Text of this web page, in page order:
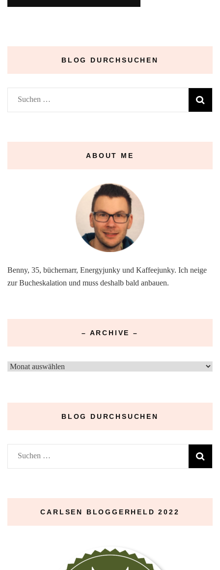
BLOG DURCHSUCHEN
Suchen
nach:
ABOUT ME
Benny, 35, büchernarr, Energyjunky und Kaffeejunky. Ich neige
zur Bucheskalation und muss deshalb bald anbauen.
– ARCHIVE –
–
BLOG DURCHSUCHEN
Suchen
nach:
CARLSEN BLOGGERHELD 2022